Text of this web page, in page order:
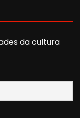
da cultura